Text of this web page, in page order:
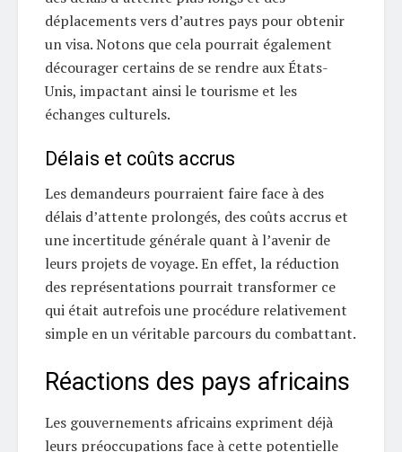
déplacements vers d’autres pays pour obtenir
un visa. Notons que cela pourrait également
décourager certains de se rendre aux États-
Unis, impactant ainsi le tourisme et les
échanges culturels.
Délais et coûts accrus
Les demandeurs pourraient faire face à des
délais d’attente prolongés, des coûts accrus et
une incertitude générale quant à l’avenir de
leurs projets de voyage. En effet, la réduction
des représentations pourrait transformer ce
qui était autrefois une procédure relativement
simple en un véritable parcours du combattant.
Réactions des pays africains
Les gouvernements africains expriment déjà
leurs préoccupations face à cette potentielle